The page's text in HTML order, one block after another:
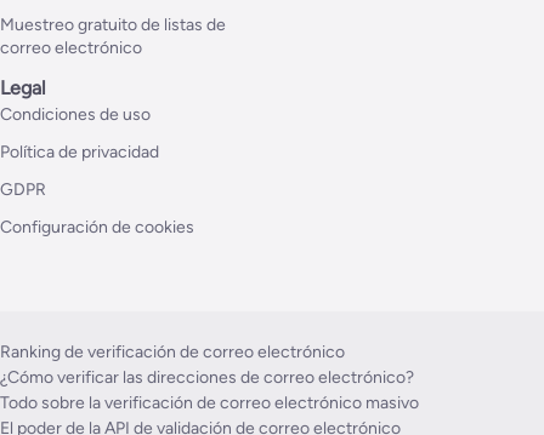
Muestreo gratuito de listas de
correo electrónico
Legal
Condiciones de uso
Política de privacidad
GDPR
Configuración de cookies
Ranking de verificación de correo electrónico
¿Cómo verificar las direcciones de correo electrónico?
Todo sobre la verificación de correo electrónico masivo
El poder de la API de validación de correo electrónico